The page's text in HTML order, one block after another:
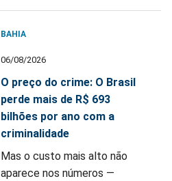
BAHIA
06/08/2026
O preço do crime: O Brasil
perde mais de R$ 693
bilhões por ano com a
criminalidade
Mas o custo mais alto não
aparece nos números —